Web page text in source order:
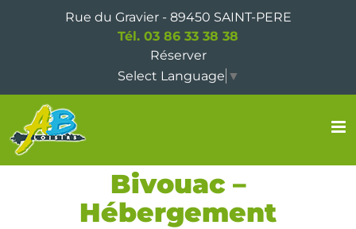
Rue du Gravier - 89450 SAINT-PERE
Tél. 03 86 33 38 38
Réserver
Select Language ▼
Bivouac –
Hébergement